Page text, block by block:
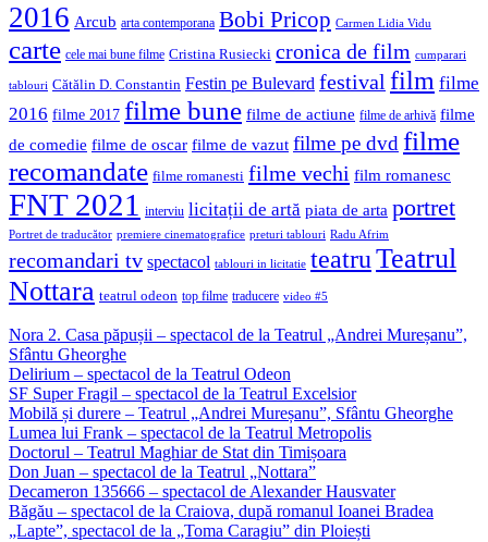
2016 Arcub arta contemporana Bobi Pricop Carmen Lidia Vidu
carte cele mai bune filme Cristina Rusiecki cronica de film cumparari
tablouri Cătălin D. Constantin Festin pe Bulevard festival film filme
2016 filme 2017 filme bune filme de actiune filme de arhivă filme
de comedie filme de oscar filme de vazut filme pe dvd filme
recomandate filme romanesti filme vechi film romanesc
FNT 2021 interviu licitații de artă piata de arta portret
Portret de traducător premiere cinematografice preturi tablouri Radu Afrim
recomandari tv spectacol tablouri in licitatie teatruTeatrul
Nottara teatrul odeon top filme traducere video #5
Nora 2. Casa păpușii – spectacol de la Teatrul „Andrei Mureșanu”,
Sfântu Gheorghe
Delirium – spectacol de la Teatrul Odeon
SF Super Fragil – spectacol de la Teatrul Excelsior
Mobilă și durere – Teatrul „Andrei Mureșanu”, Sfântu Gheorghe
Lumea lui Frank – spectacol de la Teatrul Metropolis
Doctorul – Teatrul Maghiar de Stat din Timișoara
Don Juan – spectacol de la Teatrul „Nottara”
Decameron 135666 – spectacol de Alexander Hausvater
Băgău – spectacol de la Craiova, după romanul Ioanei Bradea
„Lapte”, spectacol de la „Toma Caragiu” din Ploiești